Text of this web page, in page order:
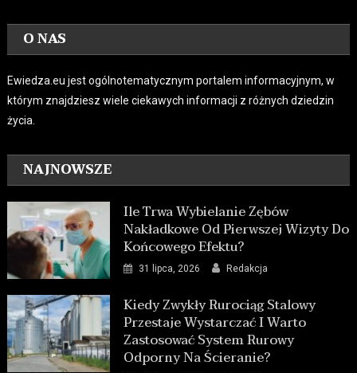
O NAS
Ewiedza.eu jest ogólnotematycznym portalem informacyjnym, w
którym znajdziesz wiele ciekawych informacji z różnych dziedzin
życia.
NAJNOWSZE
Ile Trwa Wybielanie Zębów
Nakładkowe Od Pierwszej Wizyty Do
Końcowego Efektu?
31 lipca, 2026 Redakcja
Kiedy Zwykły Rurociąg Stalowy
Przestaje Wystarczać I Warto
Zastosować System Rurowy
Odporny Na Ścieranie?